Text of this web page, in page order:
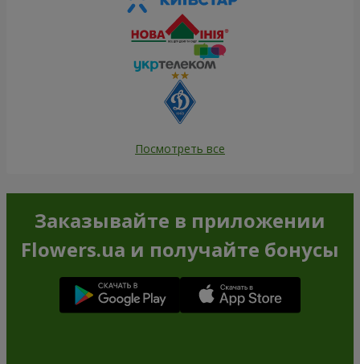
Посмотреть все
Заказывайте в приложении
Flowers.ua и получайте бонусы